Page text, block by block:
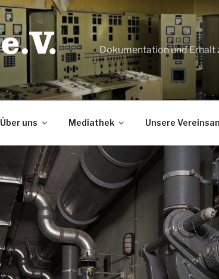
Dokumentation und
Über uns Mediathek Unsere